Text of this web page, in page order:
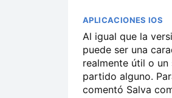
APLICACIONES IOS
Al igual que la
puede ser una
realmente útil o
partido alguno.
comentó Salva